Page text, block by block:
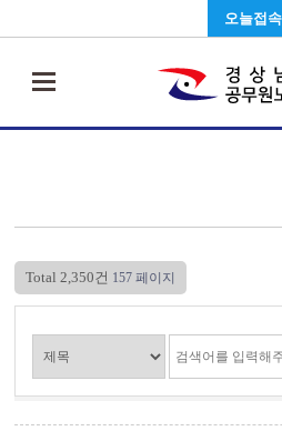
오늘접
Total 2,350건 157 페이지